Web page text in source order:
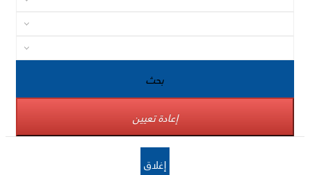
بحث
إعادة تعيين
إغلاق